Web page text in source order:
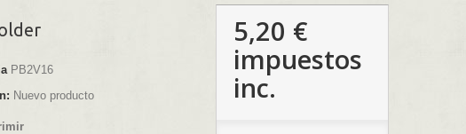
PB2V16
Nuevo producto
5,20 €
impuestos
inc.